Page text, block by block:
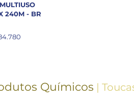
240M - BR
Químicos |